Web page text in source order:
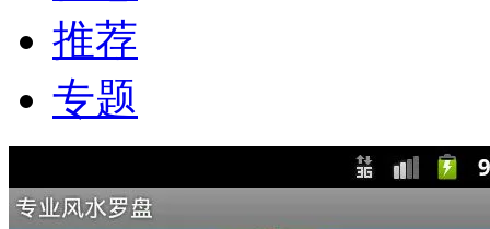
推荐
专题